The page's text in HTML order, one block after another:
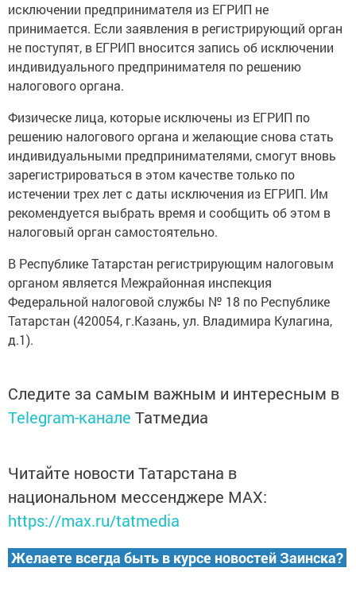
исключении предпринимателя из ЕГРИП не
принимается. Если заявления в регистрирующий орган
не поступят, в ЕГРИП вносится запись об исключении
индивидуального предпринимателя по решению
налогового органа.
Физическе лица, которые исключены из ЕГРИП по
решению налогового органа и желающие снова стать
индивидуальными предпринимателями, смогут вновь
зарегистрироваться в этом качестве только по
истечении трех лет с даты исключения из ЕГРИП. Им
рекомендуется выбрать время и сообщить об этом в
налоговый орган самостоятельно.
В Республике Татарстан регистрирующим налоговым
органом является Межрайонная инспекция
Федеральной налоговой службы № 18 по Республике
Татарстан (420054, г.Казань, ул. Владимира Кулагина,
д.1).
Следите за самым важным и интересным в
Telegram-канале Татмедиа
Читайте новости Татарстана в
национальном мессенджере MАХ:
https://max.ru/tatmedia
Желаете всегда быть в курсе новостей Заинска?